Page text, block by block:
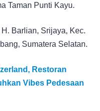
Taman Punti Kayu.
Barlian, Srijaya, Kec.
Sumatera Selatan.
Restoran
Vibes Pedesaan